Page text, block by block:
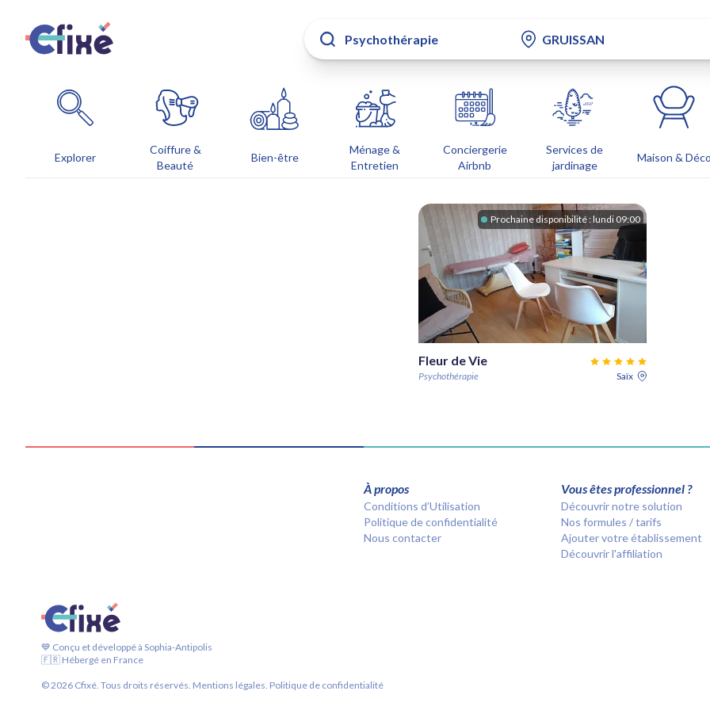
Explorer
Coiffure &
Beauté
Bien-être
Ménage &
Entretien
Conciergerie
Airbnb
Services de
jardinage
Maison & Déco
Prochaine disponibilité :lundi 09:00
Fleur de Vie
Psychothérapie Saïx
À propos
Conditions d’Utilisation
Politique de confidentialité
Nous contacter
Vous êtes professionnel ?
Découvrir notre solution
Nos formules / tarifs
Ajouter votre établissement
Découvrir l'affiliation
💙 Conçu et développé à Sophia-Antipolis
🇫🇷 Hébergé en France
©2026 Cfixé. Tous droits réservés. Mentions légales. Politique de confidentialité